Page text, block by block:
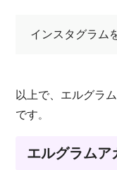
インスタグラム
以上で、エルグラ
です。
エルグラムア